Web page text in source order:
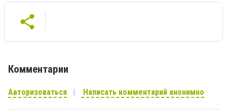
Комментарии
Авторизоваться Написать комментарий анонимно